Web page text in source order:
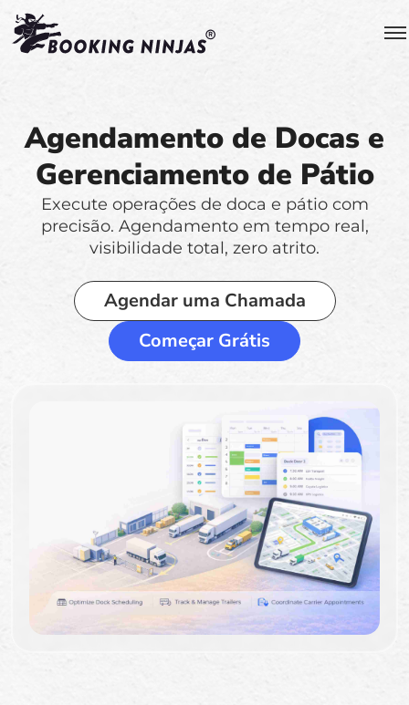
Agendamento de Docas e
Gerenciamento de Pátio
Execute operações de doca e pátio com
precisão. Agendamento em tempo real,
visibilidade total, zero atrito.
Agendar uma Chamada
Começar Grátis